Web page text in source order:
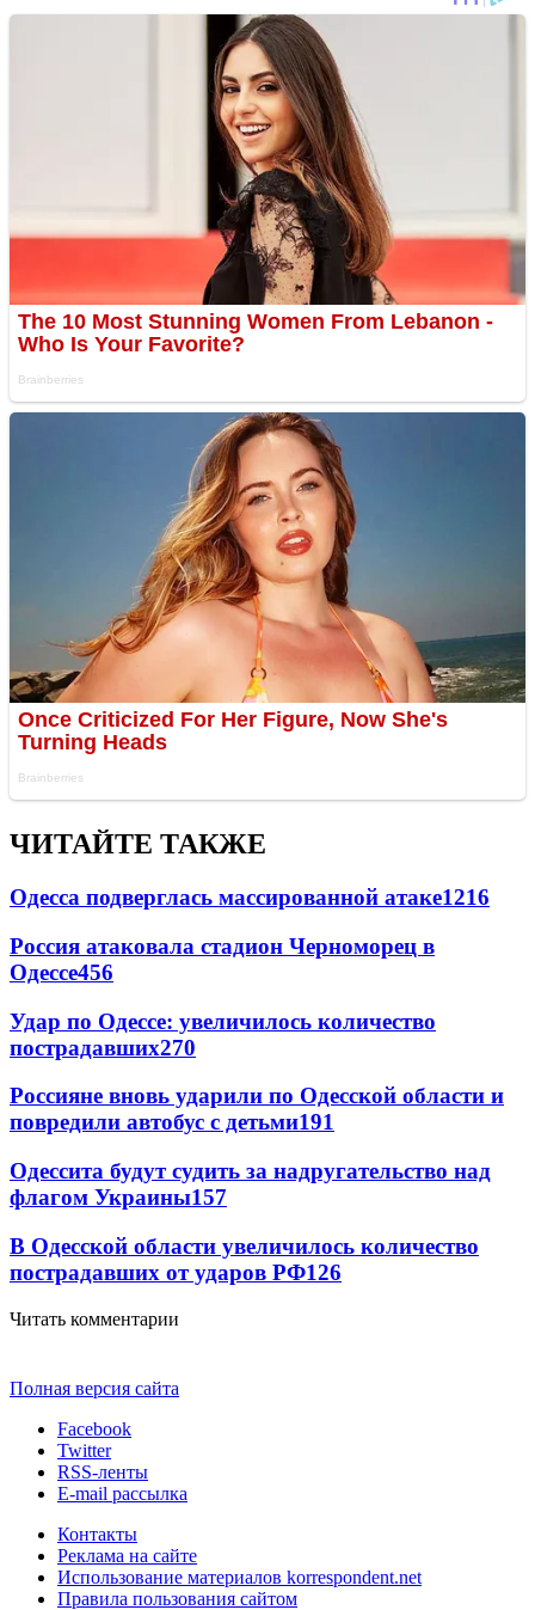
ЧИТАЙТЕ ТАКЖЕ
Одесса подверглась массированной атаке1216
Россия атаковала стадион Черноморец в
Одессе456
Удар по Одессе: увеличилось количество
пострадавших270
Россияне вновь ударили по Одесской области и
повредили автобус с детьми191
Одессита будут судить за надругательство над
флагом Украины157
В Одесской области увеличилось количество
пострадавших от ударов РФ126
Читать комментарии
Полная версия сайта
Facebook
Twitter
RSS-ленты
E-mail рассылка
Контакты
Реклама на сайте
Использование материалов korrespondent.net
Правила пользования сайтом